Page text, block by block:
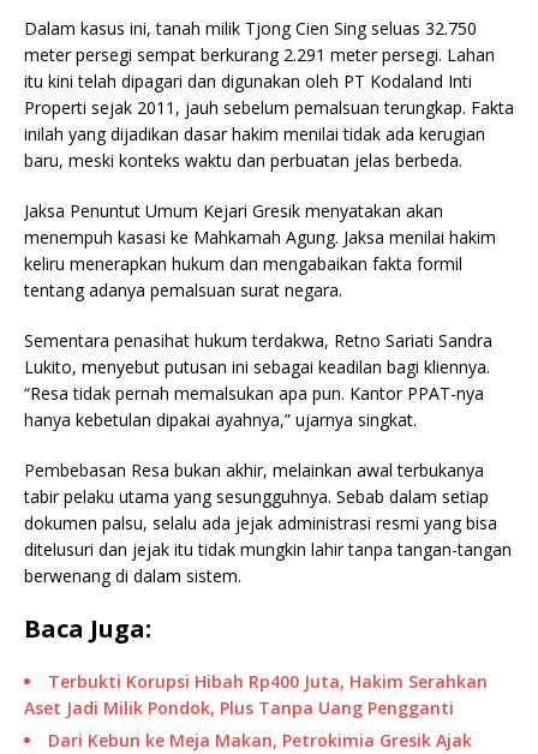
Dalam kasus ini, tanah milik Tjong Cien Sing seluas 32.750
meter persegi sempat berkurang 2.291 meter persegi. Lahan
itu kini telah dipagari dan digunakan oleh PT Kodaland Inti
Properti sejak 2011, jauh sebelum pemalsuan terungkap. Fakta
inilah yang dijadikan dasar hakim menilai tidak ada kerugian
baru, meski konteks waktu dan perbuatan jelas berbeda.
Jaksa Penuntut Umum Kejari Gresik menyatakan akan
menempuh kasasi ke Mahkamah Agung. Jaksa menilai hakim
keliru menerapkan hukum dan mengabaikan fakta formil
tentang adanya pemalsuan surat negara.
Sementara penasihat hukum terdakwa, Retno Sariati Sandra
Lukito, menyebut putusan ini sebagai keadilan bagi kliennya.
“Resa tidak pernah memalsukan apa pun. Kantor PPAT-nya
hanya kebetulan dipakai ayahnya,” ujarnya singkat.
Pembebasan Resa bukan akhir, melainkan awal terbukanya
tabir pelaku utama yang sesungguhnya. Sebab dalam setiap
dokumen palsu, selalu ada jejak administrasi resmi yang bisa
ditelusuri dan jejak itu tidak mungkin lahir tanpa tangan-tangan
berwenang di dalam sistem.
Baca Juga:
Terbukti Korupsi Hibah Rp400 Juta, Hakim Serahkan
Aset Jadi Milik Pondok, Plus Tanpa Uang Pengganti
Dari Kebun ke Meja Makan, Petrokimia Gresik Ajak